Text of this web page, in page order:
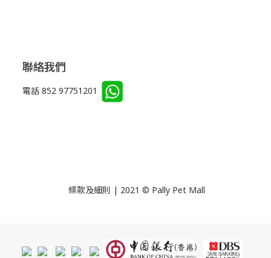
聯絡我們
電話 852 97751201
條款及細則 | 2021 © Pally Pet Mall